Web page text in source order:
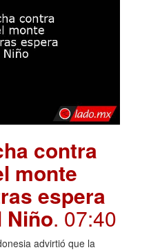
contra
monte
espera
Niño. 07:40
advirtió que la